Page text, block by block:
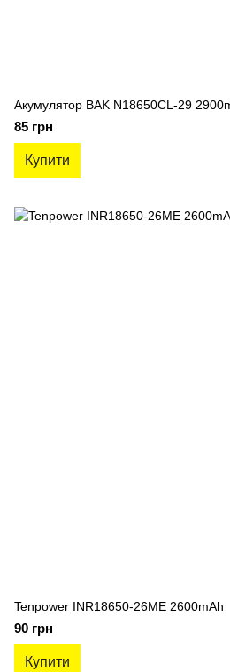
Акумулятор BAK N18650CL-29
85 грн
Купити
Tenpower INR18650-26ME 2600mAh
90 грн
Купити